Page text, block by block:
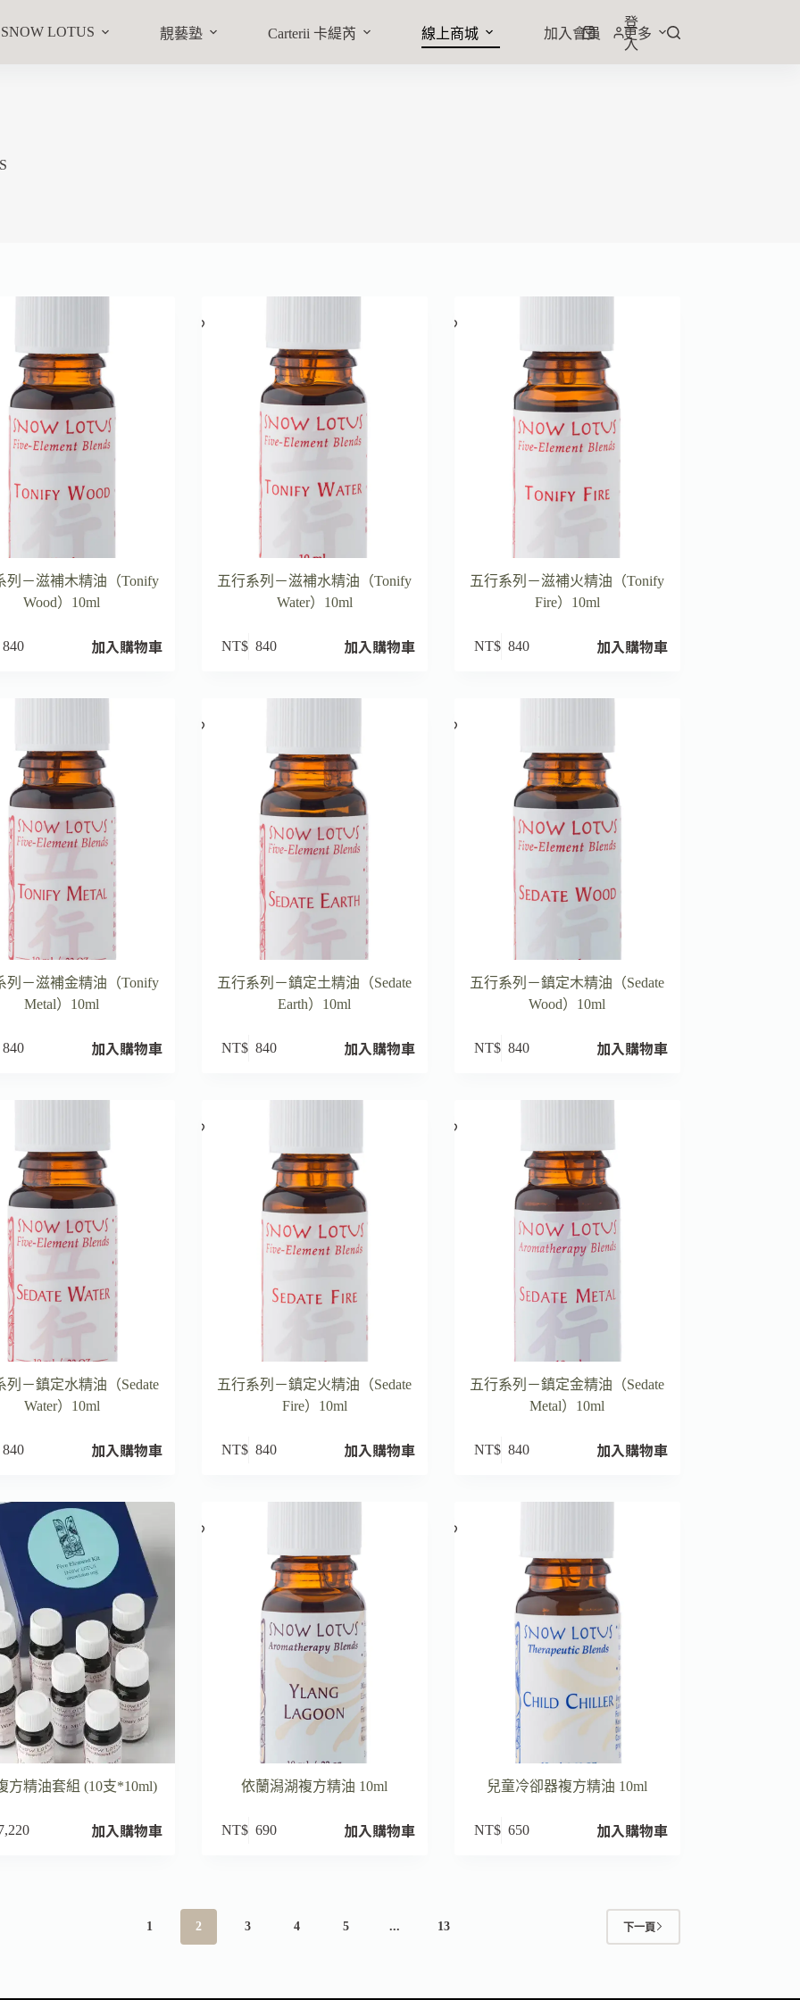
SNOW LOTUS 靚藝塾 Carterii 卡緹芮 線上商城 加入會員 更多
登
入
列－滋補木精油（Tonify
Wood）10ml
840 加入購物車
五行系列－滋補水精油（Tonify
Water）10ml
NT$ 840 加入購物車
五行系列－滋補火精油（Tonify
Fire）10ml
NT$ 840 加入購物車
列－滋補金精油（Tonify
Metal）10ml
840 加入購物車
五行系列－鎮定土精油（Sedate
Earth）10ml
NT$ 840 加入購物車
五行系列－鎮定木精油（Sedate
Wood）10ml
NT$ 840 加入購物車
列－鎮定水精油（Sedate
Water）10ml
840 加入購物車
五行系列－鎮定火精油（Sedate
Fire）10ml
NT$ 840 加入購物車
五行系列－鎮定金精油（Sedate
Metal）10ml
NT$ 840 加入購物車
方精油套組 (10支*10ml)
加入購物車
依蘭潟湖複方精油 10ml
NT$ 690 加入購物車
兒童冷卻器複方精油 10ml
NT$ 650 加入購物車
1 2 3 4 5 ... 13 下一頁